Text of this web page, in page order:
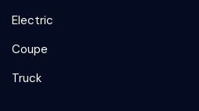
Electric
Coupe
Truck